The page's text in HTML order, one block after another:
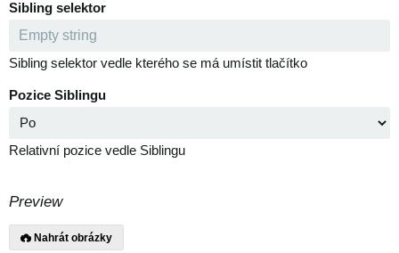
Sibling selektor
Sibling selektor vedle kterého se má umístit tlačítko
Pozice Siblingu
Relativní pozice vedle Siblingu
Preview
Nahrát obrázky